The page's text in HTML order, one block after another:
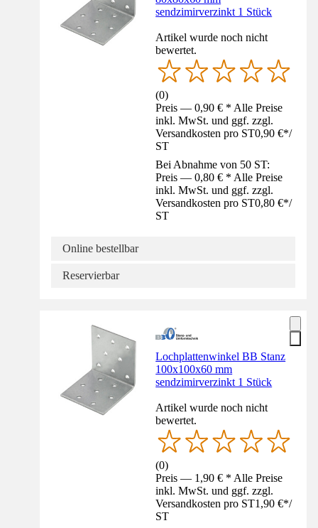
sendzimirverzinkt 1 Stück
Artikel wurde noch nicht
bewertet.
(0)
Preis — 0,90 € * Alle Preise
inkl. MwSt. und ggf. zzgl.
Versandkosten pro ST0,90 €*/
ST
Bei Abnahme von 50 ST:
Preis — 0,80 € * Alle Preise
inkl. MwSt. und ggf. zzgl.
Versandkosten pro ST0,80 €*/
ST
Online bestellbar
Reservierbar
Lochplattenwinkel BB Stanz
100x100x60 mm
sendzimirverzinkt 1 Stück
Artikel wurde noch nicht
bewertet.
(0)
Preis — 1,90 € * Alle Preise
inkl. MwSt. und ggf. zzgl.
Versandkosten pro ST1,90 €*/
ST